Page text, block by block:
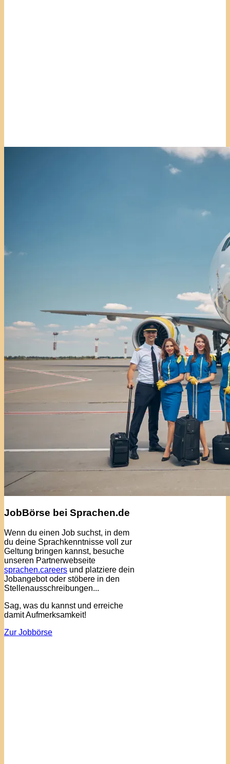
JobBörse bei Sprachen.de
Wenn du einen Job suchst, in dem
du deine Sprachkenntnisse voll zur
Geltung bringen kannst, besuche
unseren Partnerwebseite
sprachen.careers und platziere dein
Jobangebot oder stöbere in den
Stellenausschreibungen...
Sag, was du kannst und erreiche
damit Aufmerksamkeit!
Zur Jobbörse